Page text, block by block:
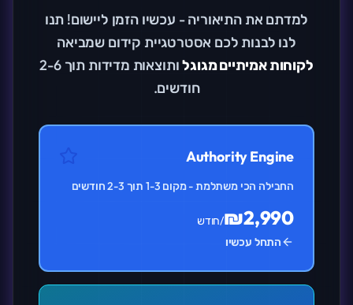
למדתם את התיאוריה - עכשיו הזמן ליישום! תנו
לנו לבנות לכם אסטרטגיית קידום שמביאה
לקוחות אמיתיים מגוגל
ותוצאות מדידות תוך 2-6
חודשים.
Authority Engine
החבילה הכי משתלמת - מקום 1-3 תוך 2-3 חודשים
₪2,990/חודש
התחל עכשיו